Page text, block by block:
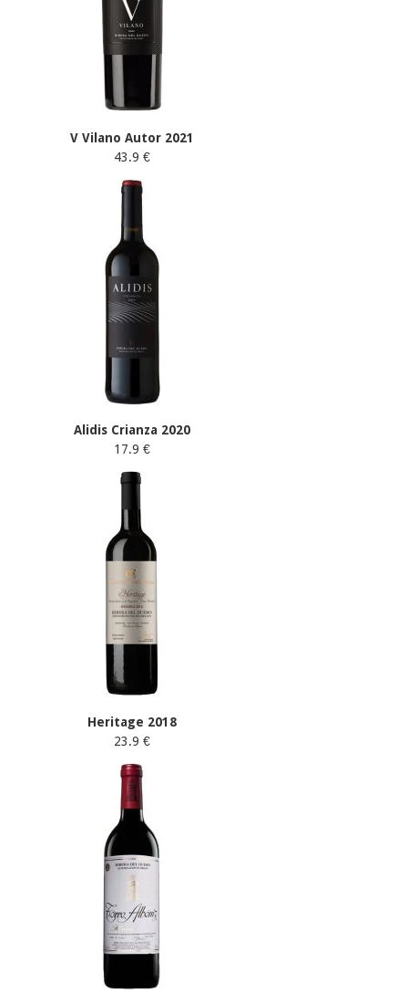
V Vilano Autor 2021
43.9 €
Alidis Crianza 2020
17.9 €
Heritage 2018
23.9 €